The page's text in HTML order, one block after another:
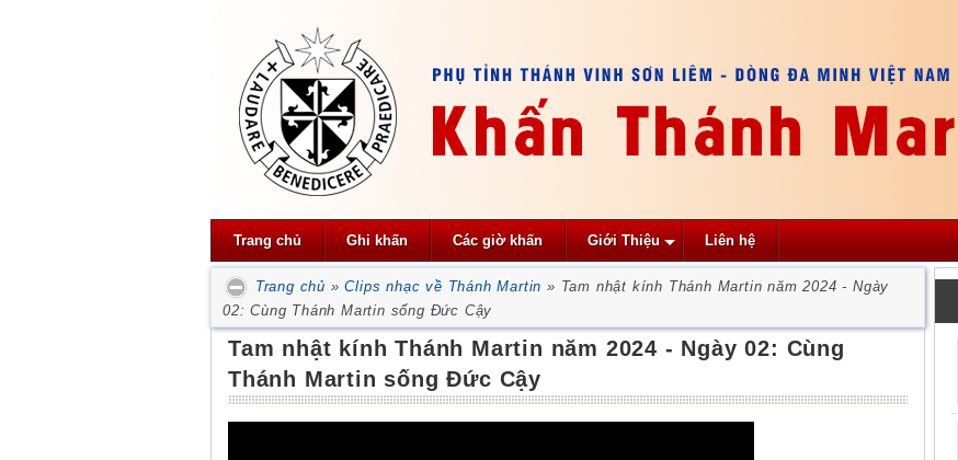
Trang chủ Ghi khấn Các giờ khấn Giới Thiệu Liên hệ
Trang chủ »Clips nhạc về Thánh Martin » Tam nhật kính Thánh Martin năm 2024 - Ngày
02: Cùng Thánh Martin sống Đức Cậy
Tam nhật kính Thánh Martin năm 2024 - Ngày 02: Cùng
Thánh Martin sống Đức Cậy